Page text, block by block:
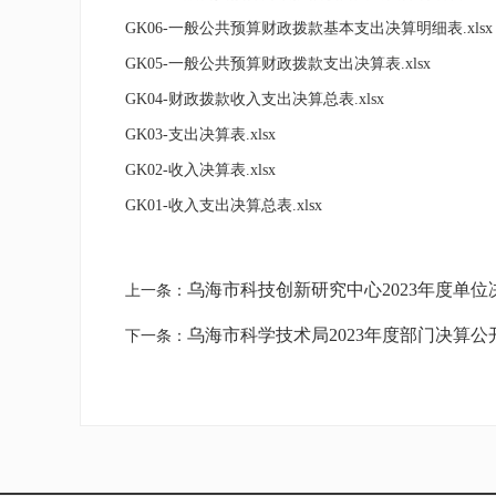
GK06-一般公共预算财政拨款基本支出决算明细表.xlsx
GK05-一般公共预算财政拨款支出决算表.xlsx
GK04-财政拨款收入支出决算总表.xlsx
GK03-支出决算表.xlsx
GK02-收入决算表.xlsx
GK01-收入支出决算总表.xlsx
上一条： 乌海市科技创新研究中心2023年度单位
下一条： 乌海市科学技术局2023年度部门决算公